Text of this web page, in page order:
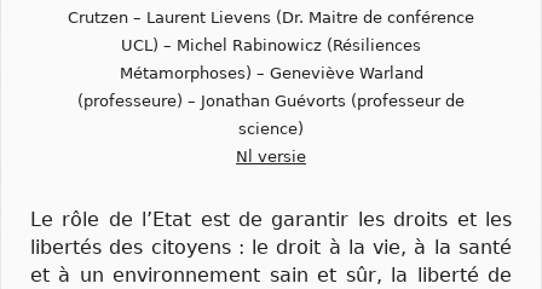
Crutzen – Laurent Lievens (Dr. Maitre de conférence
UCL) – Michel Rabinowicz (Résiliences
Métamorphoses) – Geneviève Warland
(professeure) – Jonathan Guévorts (professeur de
science)
Nl versie
Le rôle de l’Etat est de garantir les droits et les
libertés des citoyens : le droit à la vie, à la santé
et à un environnement sain et sûr, la liberté de